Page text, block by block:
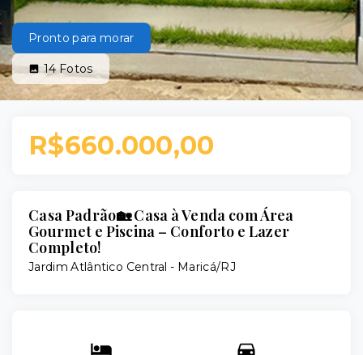
Pronto para morar
14Fotos
R$660.000,00
Casa Padrão🏡 Casa à Venda com Área
Gourmet e Piscina – Conforto e Lazer
Completo!
Jardim Atlântico Central - Maricá/RJ